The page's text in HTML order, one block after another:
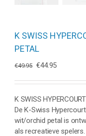
K SWISS
PETAL
€49.95 Oorspronkelijke
was:
€49.95.
€44.95Huidige
is:
€44.95.
K SWISS
De K-Swiss
wit/orchid petal is
als recreatieve